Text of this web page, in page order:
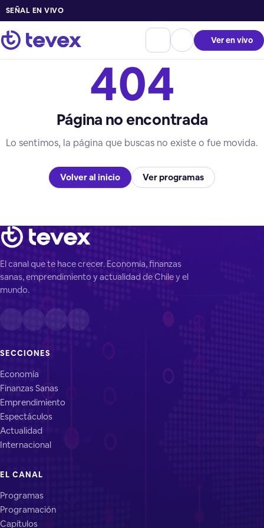
SEÑAL EN VIVO
Ver en vivo
404
Página no encontrada
Lo sentimos, la página que buscas no existe o fue movida.
Volver al inicio Ver programas
El canal que te hace crecer. Economía, finanzas
sanas, emprendimiento y actualidad de Chile y el
mundo.
SECCIONES
Economía
Finanzas Sanas
Emprendimiento
Espectáculos
Actualidad
Internacional
EL CANAL
Programas
Programación
Capítulos